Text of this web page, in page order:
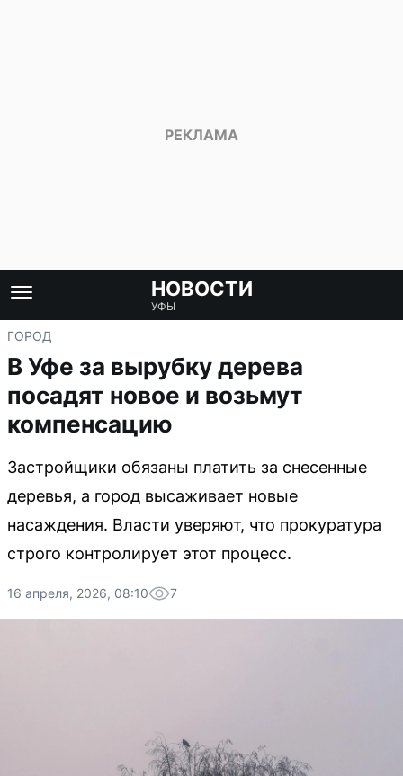
НОВОСТИ
УФЫ
ГОРОД
В Уфе за вырубку дерева
посадят новое и возьмут
компенсацию
Застройщики обязаны платить за снесенные
деревья, а город высаживает новые
насаждения. Власти уверяют, что прокуратура
строго контролирует этот процесс.
16 апреля, 2026, 08:10 7